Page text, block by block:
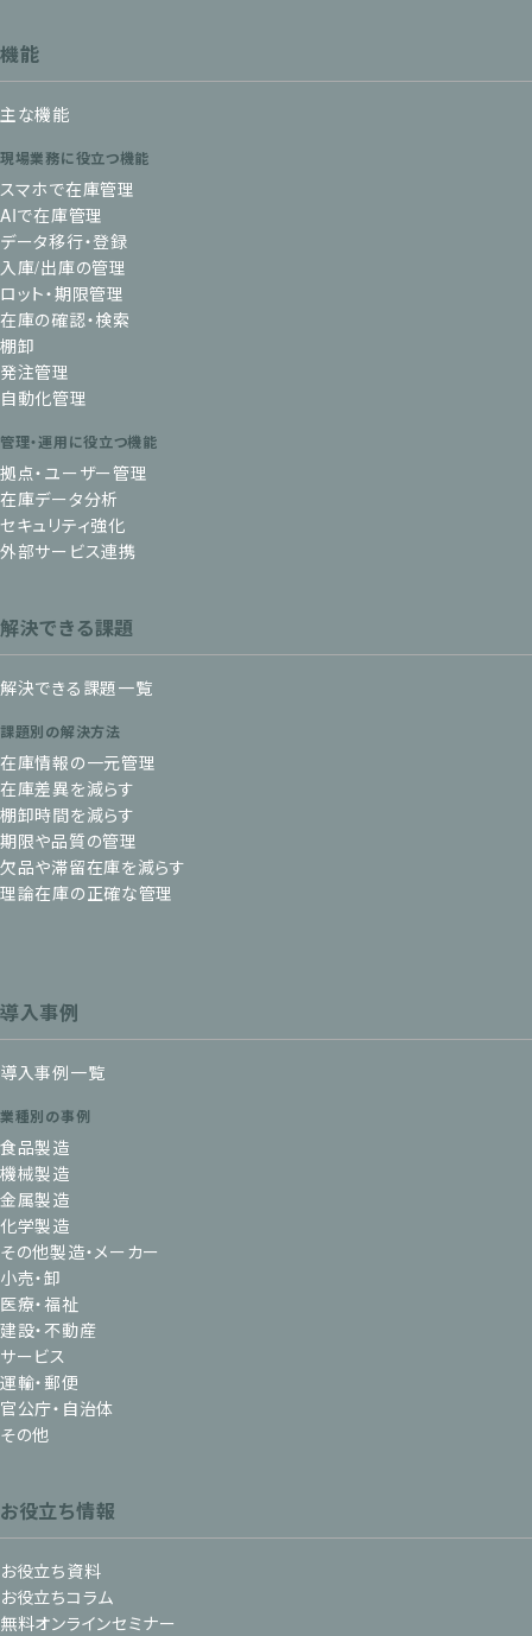
機能
主な機能
現場業務に役立つ機能
スマホで在庫管理
AIで在庫管理
データ移行・登録
入庫/出庫の管理
ロット・期限管理
在庫の確認・検索
棚卸
発注管理
自動化管理
管理・運用に役立つ機能
拠点・ユーザー管理
在庫データ分析
セキュリティ強化
外部サービス連携
解決できる課題
解決できる課題一覧
課題別の解決方法
在庫情報の一元管理
在庫差異を減らす
棚卸時間を減らす
期限や品質の管理
欠品や滞留在庫を減らす
理論在庫の正確な管理
導入事例
導入事例一覧
業種別の事例
食品製造
機械製造
金属製造
化学製造
その他製造・メーカー
小売・卸
医療・福祉
建設・不動産
サービス
運輸・郵便
官公庁・自治体
その他
お役立ち情報
お役立ち資料
お役立ちコラム
無料オンラインセミナー